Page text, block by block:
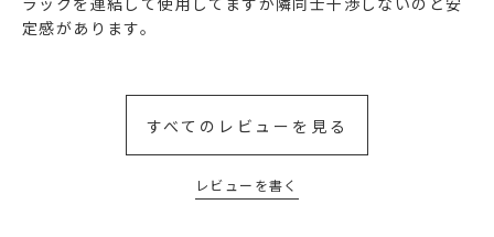
定感があります。
すべてのレビューを見る
レビューを書く